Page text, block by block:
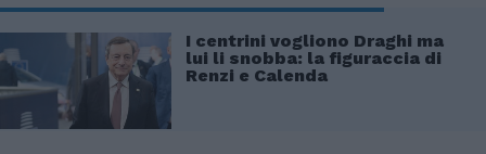
I centrini vogliono Draghi ma
lui li snobba: la figuraccia di
Renzi e Calenda